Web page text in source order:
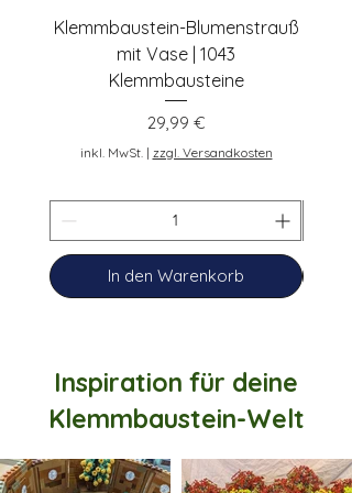
Klemmbaustein-Blumenstrauß
mit Vase | 1043
Klemmbausteine
Preis
29,99 €
inkl. MwSt.| zzgl. Versandkosten
In den Warenkorb
Inspiration für deine
Klemmbaustein-Welt